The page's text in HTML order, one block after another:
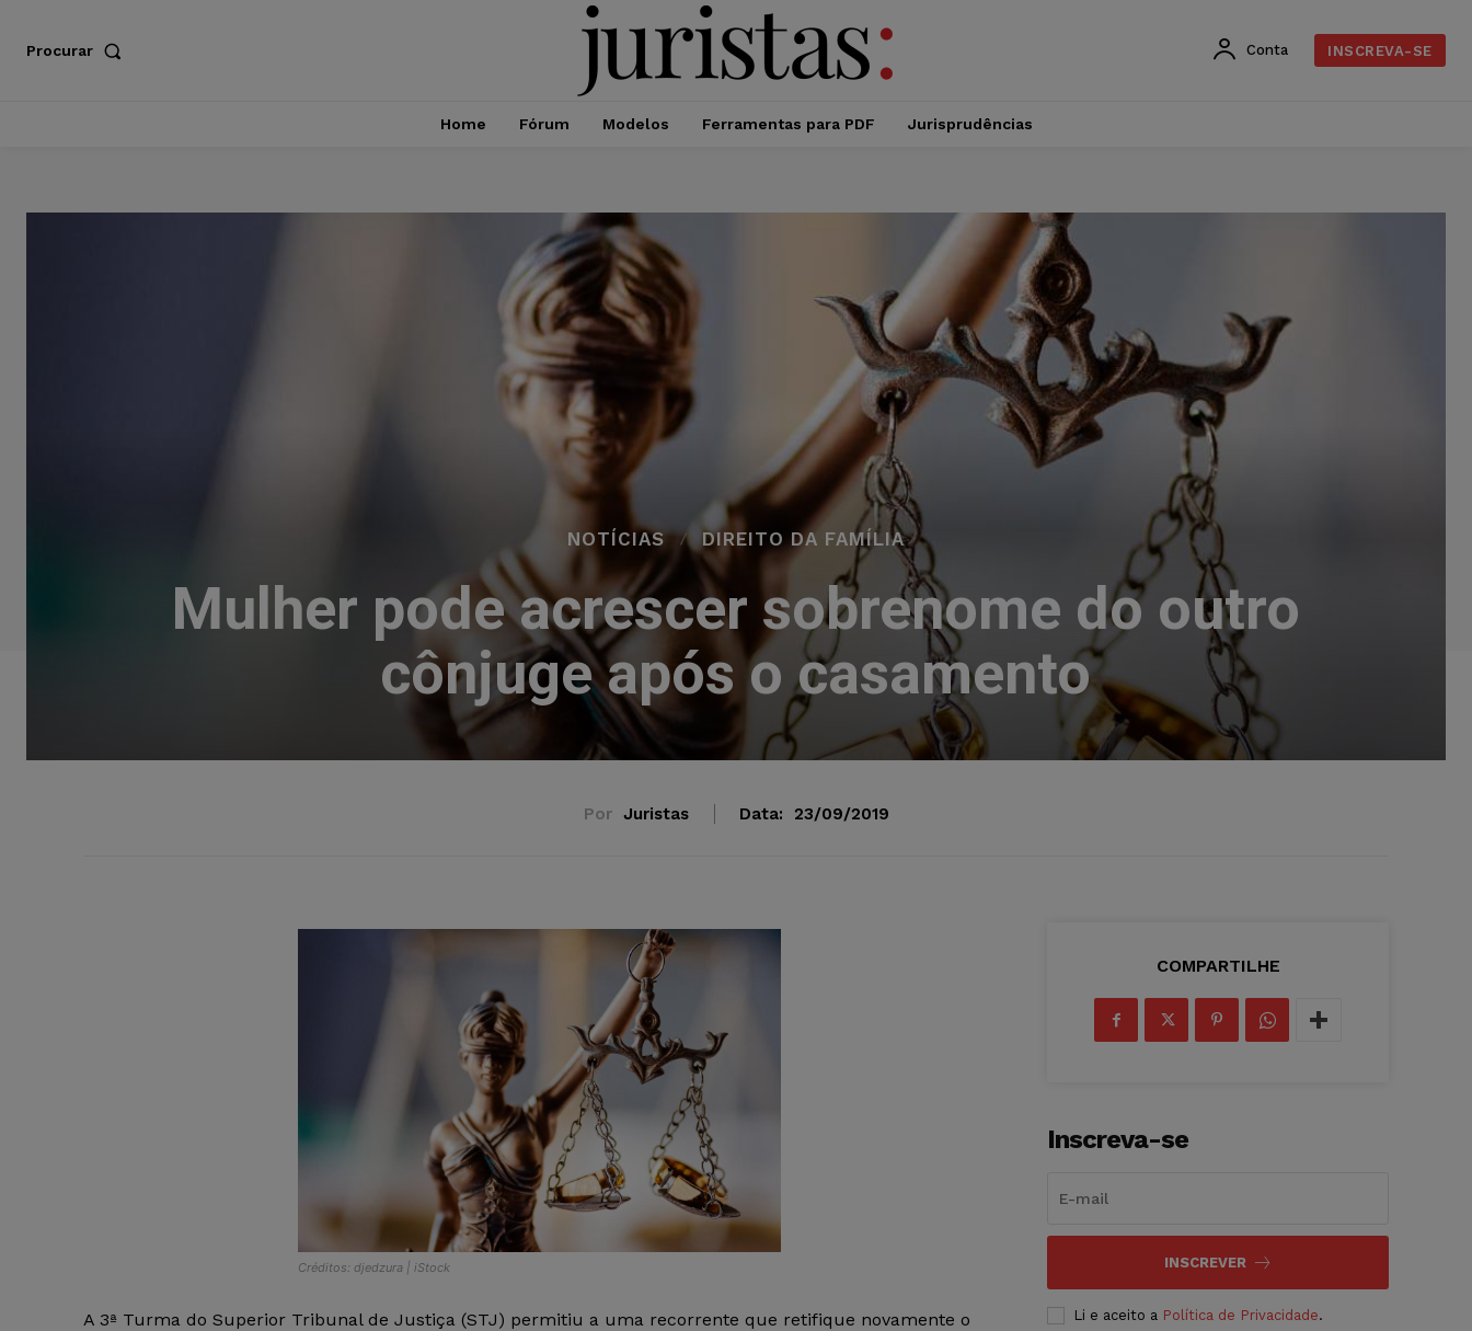
Procurar Conta INSCREVA-SE
Home Fórum Modelos Ferramentas para PDF Jurisprudências
NOTÍCIAS DIREITO DA FAMÍLIA
Mulher pode acrescer sobrenome do outro
cônjuge após o casamento
Por Juristas Data: 23/09/2019
Créditos: djedzura | iStock
A 3ª Turma do Superior Tribunal de Justiça (STJ) permitiu a uma recorrente que retifique novamente o
COMPARTILHE
Inscreva-se
INSCREVER
Li e aceito a Política de Privacidade.